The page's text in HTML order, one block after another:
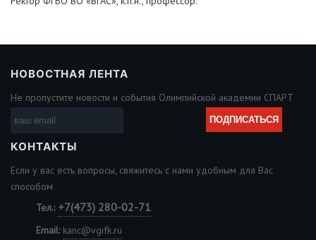
НОВОСТНАЯ ЛЕНТА
Не пропустите новости и события Олимпийской академии СПАРТ
КОНТАКТЫ
Если у вас есть вопросы, свяжитесь с нами удобным для Вас
способом
Тел.: +7(473) 280-02-71
Email: kanc@vgifk.ru